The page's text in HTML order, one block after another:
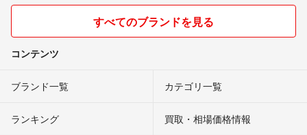
すべてのブランドを見る
コンテンツ
ブランド一覧 カテゴリ一覧
ランキング 買取・相場価格情報